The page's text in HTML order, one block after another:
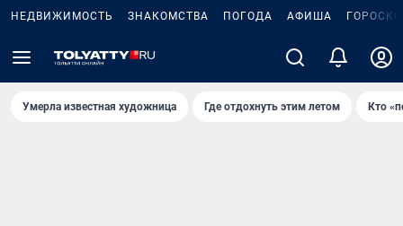
НЕДВИЖИМОСТЬ ЗНАКОМСТВА ПОГОДА АФИША
Умерла известная художница Где отдохнуть этим летом Кто